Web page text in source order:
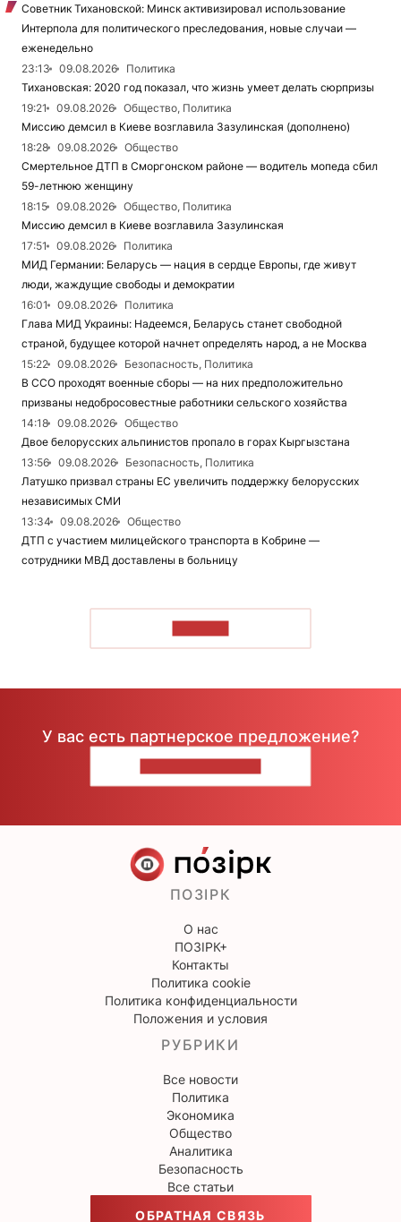
Советник Тихановской: Минск активизировал использование
Интерпола для политического преследования, новые случаи —
еженедельно
23:13
09.08.2026
Политика
Тихановская: 2020 год показал, что жизнь умеет делать сюрпризы
19:21
09.08.2026
Общество, Политика
Миссию демсил в Киеве возглавила Зазулинская (дополнено)
18:28
09.08.2026
Общество
Смертельное ДТП в Сморгонском районе — водитель мопеда сбил
59-летнюю женщину
18:15
09.08.2026
Общество, Политика
Миссию демсил в Киеве возглавила Зазулинская
17:51
09.08.2026
Политика
МИД Германии: Беларусь — нация в сердце Европы, где живут
люди, жаждущие свободы и демократии
16:01
09.08.2026
Политика
Глава МИД Украины: Надеемся, Беларусь станет свободной
страной, будущее которой начнет определять народ, а не Москва
15:22
09.08.2026
Безопасность, Политика
В ССО проходят военные сборы — на них предположительно
призваны недобросовестные работники сельского хозяйства
14:18
09.08.2026
Общество
Двое белорусских альпинистов пропало в горах Кыргызстана
13:56
09.08.2026
Безопасность, Политика
Латушко призвал страны ЕС увеличить поддержку белорусских
независимых СМИ
13:34
09.08.2026
Общество
ДТП с участием милицейского транспорта в Кобрине —
сотрудники МВД доставлены в больницу
У вас есть партнерское предложение?
ПОЗІРК
О нас
ПОЗІРК+
Контакты
Политика cookie
Политика конфиденциальности
Положения и условия
РУБРИКИ
Все новости
Политика
Экономика
Общество
Аналитика
Безопасность
Все статьи
ОБРАТНАЯ СВЯЗЬ